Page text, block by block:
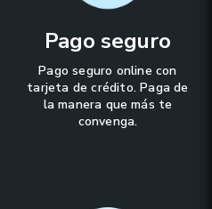
Pago seguro
Pago seguro online con
tarjeta de crédito. Paga de
la manera que más te
convenga.